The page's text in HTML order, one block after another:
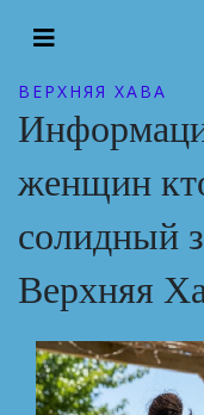
ВЕРХНЯЯ ХАВА
женщин
солидный
Верхняя